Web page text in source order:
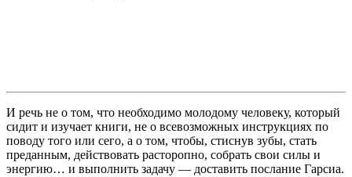
И речь не о том, что необходимо молодому человеку, который
сидит и изучает книги, не о всевозможных инструкциях по
поводу того или сего, а о том, чтобы, стиснув зубы, стать
преданным, действовать расторопно, собрать свои силы и
энергию… и выполнить задачу — доставить послание Гарсиа.